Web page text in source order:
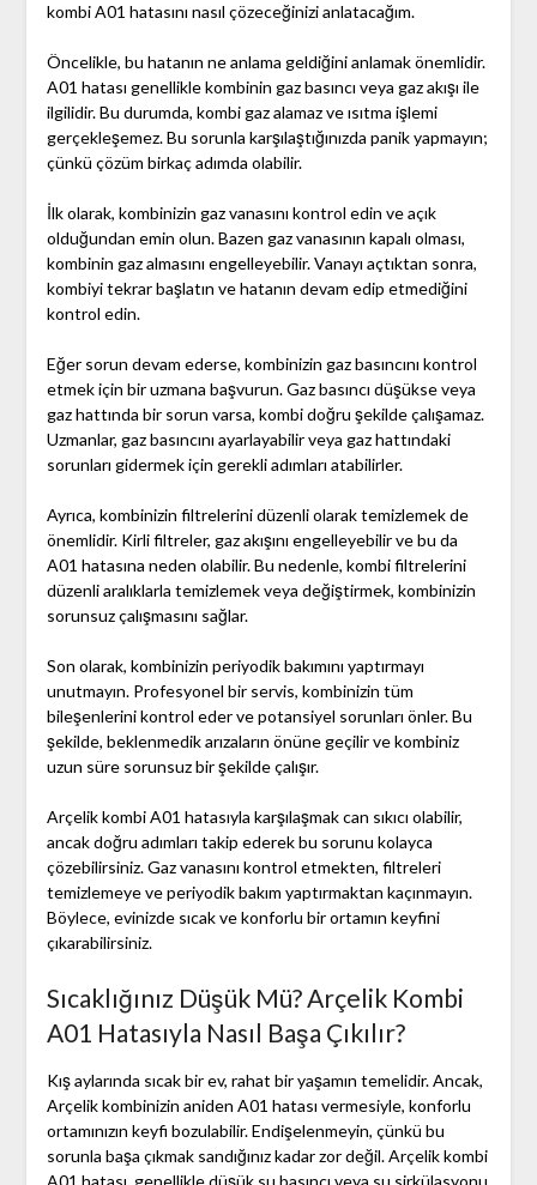
kombi A01 hatasını nasıl çözeceğinizi anlatacağım.
Öncelikle, bu hatanın ne anlama geldiğini anlamak önemlidir.
A01 hatası genellikle kombinin gaz basıncı veya gaz akışı ile
ilgilidir. Bu durumda, kombi gaz alamaz ve ısıtma işlemi
gerçekleşemez. Bu sorunla karşılaştığınızda panik yapmayın;
çünkü çözüm birkaç adımda olabilir.
İlk olarak, kombinizin gaz vanasını kontrol edin ve açık
olduğundan emin olun. Bazen gaz vanasının kapalı olması,
kombinin gaz almasını engelleyebilir. Vanayı açtıktan sonra,
kombiyi tekrar başlatın ve hatanın devam edip etmediğini
kontrol edin.
Eğer sorun devam ederse, kombinizin gaz basıncını kontrol
etmek için bir uzmana başvurun. Gaz basıncı düşükse veya
gaz hattında bir sorun varsa, kombi doğru şekilde çalışamaz.
Uzmanlar, gaz basıncını ayarlayabilir veya gaz hattındaki
sorunları gidermek için gerekli adımları atabilirler.
Ayrıca, kombinizin filtrelerini düzenli olarak temizlemek de
önemlidir. Kirli filtreler, gaz akışını engelleyebilir ve bu da
A01 hatasına neden olabilir. Bu nedenle, kombi filtrelerini
düzenli aralıklarla temizlemek veya değiştirmek, kombinizin
sorunsuz çalışmasını sağlar.
Son olarak, kombinizin periyodik bakımını yaptırmayı
unutmayın. Profesyonel bir servis, kombinizin tüm
bileşenlerini kontrol eder ve potansiyel sorunları önler. Bu
şekilde, beklenmedik arızaların önüne geçilir ve kombiniz
uzun süre sorunsuz bir şekilde çalışır.
Arçelik kombi A01 hatasıyla karşılaşmak can sıkıcı olabilir,
ancak doğru adımları takip ederek bu sorunu kolayca
çözebilirsiniz. Gaz vanasını kontrol etmekten, filtreleri
temizlemeye ve periyodik bakım yaptırmaktan kaçınmayın.
Böylece, evinizde sıcak ve konforlu bir ortamın keyfini
çıkarabilirsiniz.
Sıcaklığınız Düşük Mü? Arçelik Kombi
A01 Hatasıyla Nasıl Başa Çıkılır?
Kış aylarında sıcak bir ev, rahat bir yaşamın temelidir. Ancak,
Arçelik kombinizin aniden A01 hatası vermesiyle, konforlu
ortamınızın keyfi bozulabilir. Endişelenmeyin, çünkü bu
sorunla başa çıkmak sandığınız kadar zor değil. Arçelik kombi